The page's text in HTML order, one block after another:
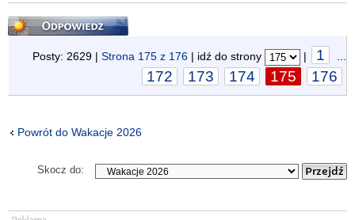
Odpowiedz
Posty: 2629 | Strona 175 z 176 | idź do strony | 1
172 173 174 175 176
Powrót do Wakacje 2026
Skocz do: